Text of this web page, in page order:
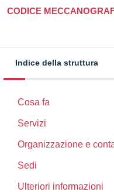
CODICE
Indice della struttura
Cosa fa
Servizi
Organizzazione e
Sedi
Ulteriori informazioni